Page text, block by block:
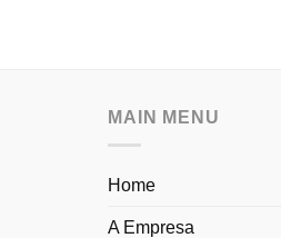
MAIN MENU
Home
A Empresa